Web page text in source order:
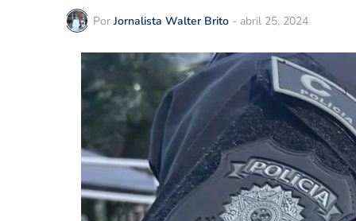
Por Jornalista Walter Brito - abril 25, 2024